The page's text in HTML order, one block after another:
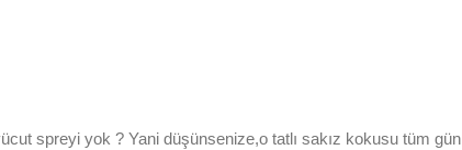
spreyi yok ? Yani düşünsenize,o tatlı sakız kokusu tüm gün